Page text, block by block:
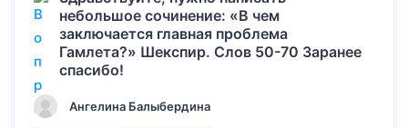
небольшое сочинение: «В чем
заключается главная проблема
Гамлета?» Шекспир. Слов 50-70 Заранее
спасибо!
Ангелина Балыбердина